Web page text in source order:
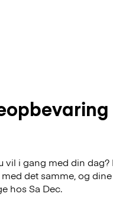
vil i gang med din
det samme, og
hos Sa Dec.